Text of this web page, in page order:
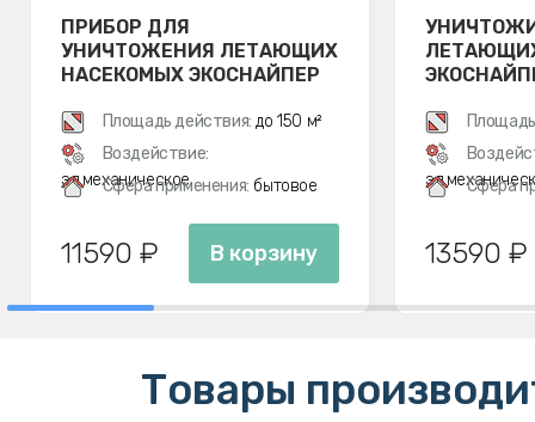
ПРИБОР ДЛЯ
УНИЧТОЖЕНИЯ ЛЕТАЮЩИХ
НАСЕКОМЫХ ЭКОСНАЙПЕР
Площадь действия: до 150 м²
Воздействие:
эл.механическое
Сфера применения: бытовое
11590 ₽ В корзину
Сфера
13590 ₽
Товары